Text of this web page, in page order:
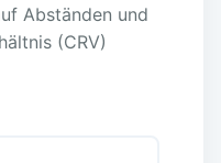
Abständen und
(CRV)